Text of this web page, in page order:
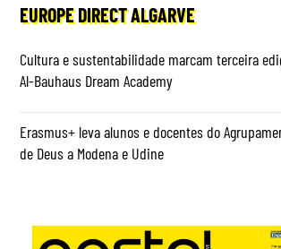
EUROPE DIRECT ALGARVE
Cultura e sustentabilidade marcam terceira
Al-Bauhaus Dream Academy
Erasmus+ leva alunos e docentes do
de Deus a Modena e Udine